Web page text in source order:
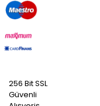
256 Bit SSL
Güvenli